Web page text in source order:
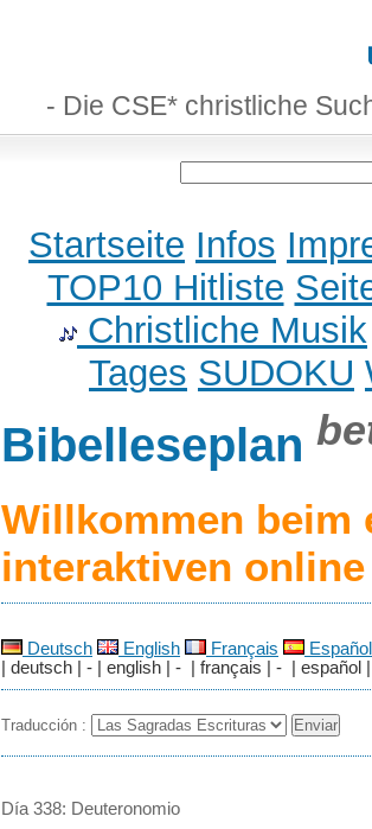
- Die CSE* christliche
Startseite Infos
TOP10 Hitliste
Christliche Musik
Tages SUDOKU
Bibelleseplan
Willkommen beim
interaktiven
Deutsch English Français
Español
| deutsch | - | english | - | français | - | español |
Traducción :
Día 338: Deuteronomio